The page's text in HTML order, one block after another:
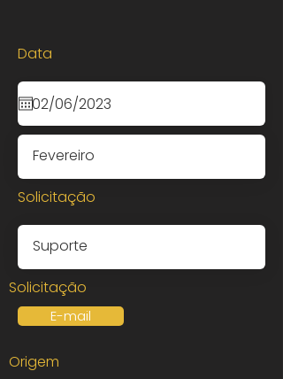
Data
Solicitação
Solicitação
E-mail
Origem